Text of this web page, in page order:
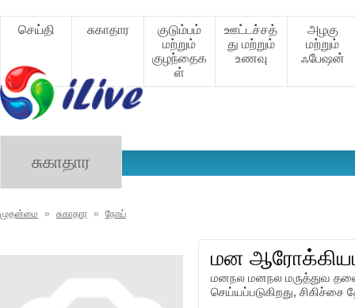
செய்தி சுகாதார
குடும்பம்
மற்றும்
குழந்தைக
ள்
ஊட்டச்சத்
து மற்றும்
உணவு
அழகு
மற்றும்
ஃபேஷன்
சுகாதார
முதன்மை » சுகாதார » நோய்
மன
மனநல மனநல மருத்துவ
செய்யப்படுகிறது, சிகிச்சை